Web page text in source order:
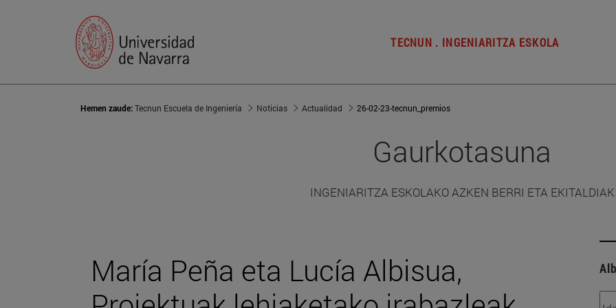
TECNUN . INGENIARITZA ESKOLA
Hemen zaude:Tecnun Escuela de Ingeniería Noticias Actualidad 26-02-23-tecnun_premios
Gaurkotasuna
INGENIARITZA ESKOLAKO AZKEN BERRI ETA EKITALDIAK
María Peña eta Lucía Albisua,